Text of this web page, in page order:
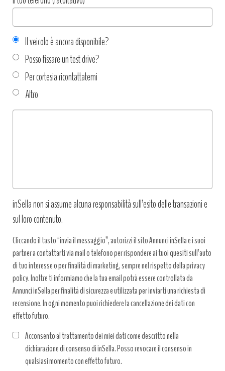
Il veicolo è ancora disponibile?
Posso fissare un test drive?
Per cortesia ricontattatemi
Altro
Tipo
inSella non si assume alcuna responsabilità sull’esito delle transazioni e
sul loro contenuto.
Cliccando il tasto “invia il messaggio”, autorizzi il sito Annunci inSella e i suoi
partner a contattarti via mail o telefono per rispondere ai tuoi quesiti sull’auto
di tuo interesse o per finalità di marketing, sempre nel rispetto della privacy
policy. Inoltre ti informiamo che la tua email potrà essere controllata da
Annunci inSella per finalità di sicurezza e utilizzata per inviarti una richiesta di
recensione. In ogni momento puoi richiedere la cancellazione dei dati con
effetto futuro.
Acconsento al trattamento dei miei dati come descritto nella
dichiarazione di consenso di inSella. Posso revocare il consenso in
qualsiasi momento con effetto futuro.